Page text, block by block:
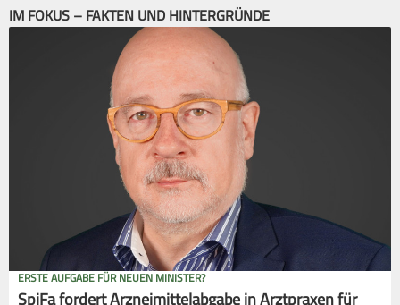
IM FOKUS – FAKTEN UND HINTERGRÜNDE
ERSTE AUFGABE FÜR NEUEN MINISTER?
SpiFa fordert Arzneimittelabgabe in Arztpraxen für